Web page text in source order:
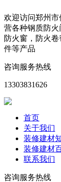
欢迎访问郑州
营各种钢质防火
防火窗，防火
件等产品
咨询服务热线
13303831626
首页
关于我们
装修建材
装修建材
联系我们
咨询服务热线